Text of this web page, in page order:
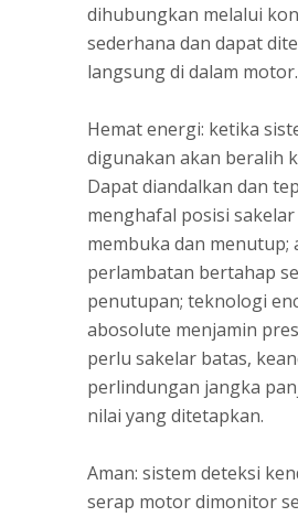
dihubungkan melalui
sederhana dan dapat
langsung di dalam motor.
Hemat energi: ketika
digunakan akan beralih
Dapat diandalkan dan
menghafal posisi
membuka dan menutup;
perlambatan bertahap
penutupan; teknologi
abosolute menjamin
perlu sakelar batas,
perlindungan jangka
nilai yang ditetapkan.
Aman: sistem deteksi
serap motor dimonitor